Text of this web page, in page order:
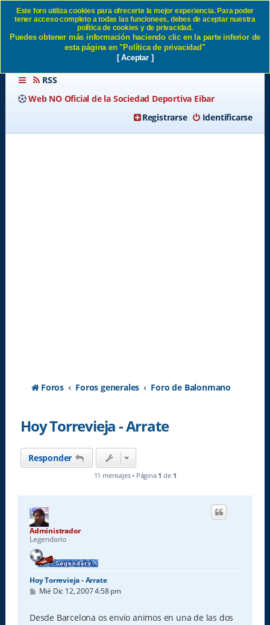
Hoy Torrevieja - Arrate SD
Eibar
RSS
Web NO Oficial de la Sociedad Deportiva Eibar
Identificarse
Registrarse
Foros Foros generales Foro de Balonmano
Hoy Torrevieja - Arrate
Responder
11 mensajes • Página 1 de 1
Administrador
Legendario
Hoy Torrevieja - Arrate
M
s
Mié Dic 12, 2007 4:58 pm
Desde Barcelona os envío animos en una de las dos
Este foro utiliza cookies para ofrecerte la mejor experiencia. Para poder
tener acceso completo a todas las funcionees, debes de aceptar nuestra
política de cookies y de privacidad.
Puedes obtener más información haciendo clic en la parte inferior de
esta página en "Política de privacidad"
[ Aceptar ]